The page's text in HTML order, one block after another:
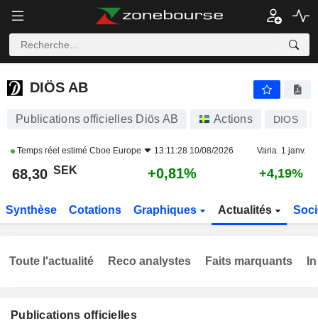
DIÖS AB
DIÖS AB
Publications officielles Diös AB Actions DIOS
Temps réel estimé Cboe Europe 13:11:28 10/08/2026 Varia. 1 janv.
68,30 SEK +0,81% +4,19%
Synthèse Cotations Graphiques Actualités
Publications officielles
Toute l'actualité Reco analystes Faits marquants